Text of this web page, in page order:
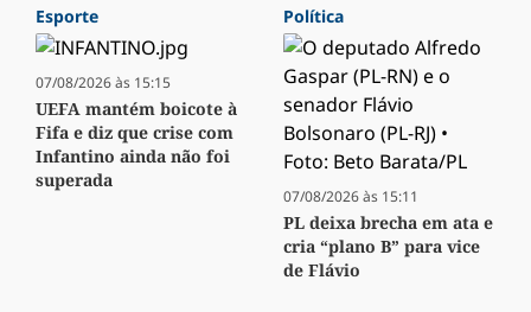
Esporte
07/08/2026 às 15:15
UEFA mantém boicote à
Fifa e diz que crise com
Infantino ainda não foi
superada
Política
07/08/2026 às 15:11
PL deixa brecha em ata e
cria “plano B” para vice
de Flávio